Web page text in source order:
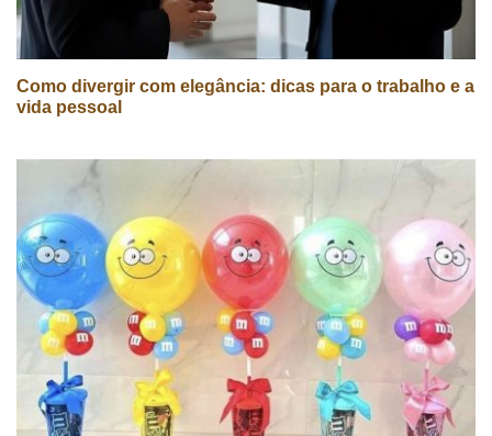
Como divergir com elegância: dicas para o trabalho e a
vida pessoal